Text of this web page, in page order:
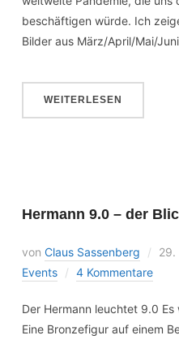
beschäftigen würde. Ich
Bilder aus März/April/Mai/
WEITERLESEN
Hermann 9.0 – der
von Claus Sassenberg 29.
Events
4 Kommentare
Der Hermann leuchtet 9.0
Eine Bronzefigur auf einem